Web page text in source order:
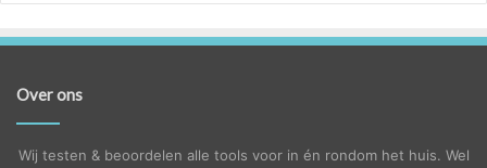
Over ons
Wij testen & beoordelen alle tools voor in én rondom het huis. Wel